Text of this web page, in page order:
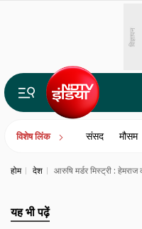
विज्ञापन
विशेष लिंक संसद मौसम
होम देश आरुषि मर्डर मिस्ट्री :
यह भी पढ़ें